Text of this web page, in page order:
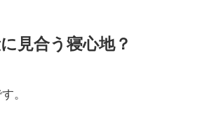
見合う寝心地？
。